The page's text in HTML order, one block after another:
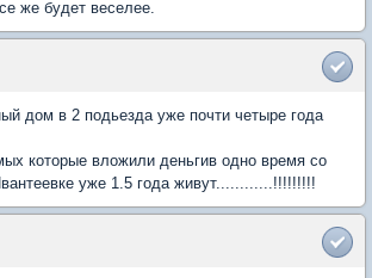
же будет веселее.
дом в 2 подьезда уже почти четыре года
которые вложили деньгив одно время со
уже 1.5 года живут............!!!!!!!!!